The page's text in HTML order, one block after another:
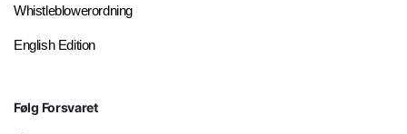
Whistleblowerordning
English Edition
Følg Forsvaret